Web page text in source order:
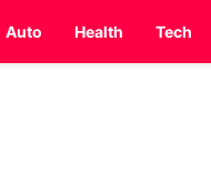
Auto Health Tech